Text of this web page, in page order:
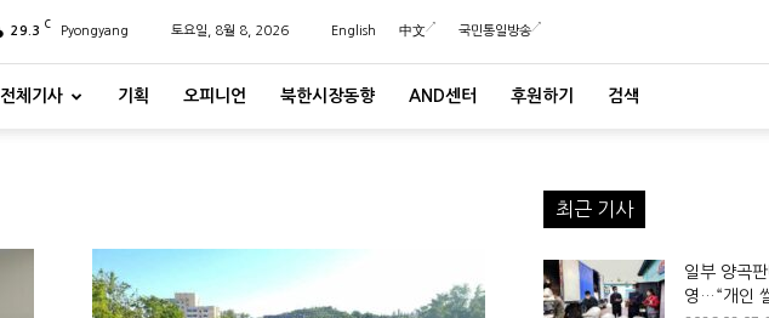
29.3 C Pyongyang 토요일, 8월 8, 2026 English 中文 국민통일방송
전체기사 기획 오피니언 북한시장동향 AND센터 후원하기 검색
최근 기사
일부 양곡
영…“개인